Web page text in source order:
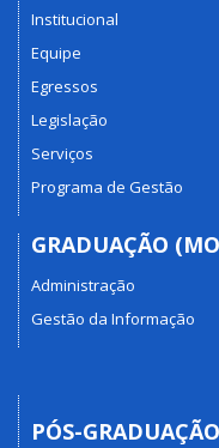
Institucional
Equipe
Egressos
Legislação
Serviços
Programa de Gestão
GRADUAÇÃO
Administração
Gestão da Informação
PÓS-GRADUAÇÃO